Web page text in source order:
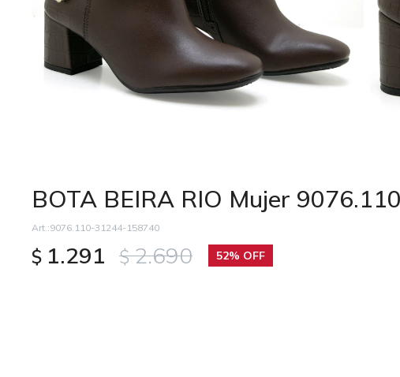
BOTA BEIRA RIO Mujer
9076.110-31244-158740
$ 1.291 $ 2.690 52